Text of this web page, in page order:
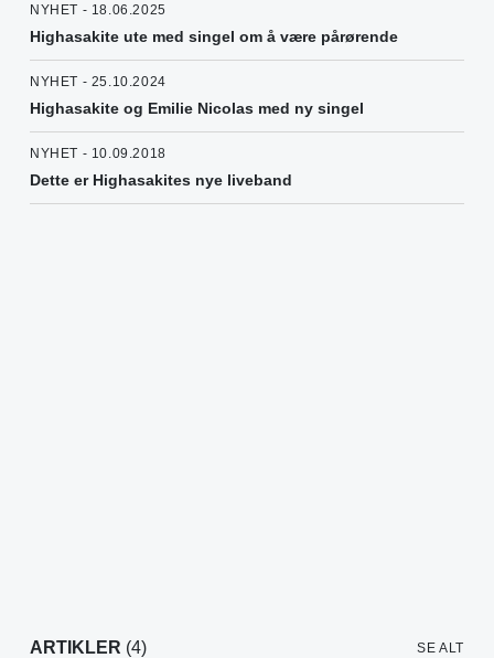
NYHET - 18.06.2025
Highasakite ute med singel om å være pårørende
NYHET - 25.10.2024
Highasakite og Emilie Nicolas med ny singel
NYHET - 10.09.2018
Dette er Highasakites nye liveband
ARTIKLER (4) SE ALT